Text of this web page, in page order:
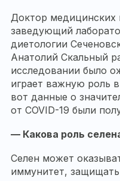
Доктор медицинских
заведующий
диетологии
Анатолий Скальный
исследовании было
играет важную роль
вот данные о
от COVID-19 были
— Какова роль
Селен может
иммунитет,